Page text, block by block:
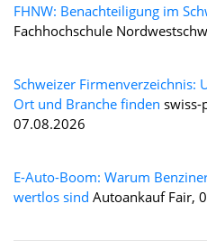
FHNW: Benachteiligung im
Fachhochschule
Schweizer Firmenverzeichnis:
Ort und Branche finden swiss-
07.08.2026
E-Auto-Boom: Warum
wertlos sind Autoankauf Fair,